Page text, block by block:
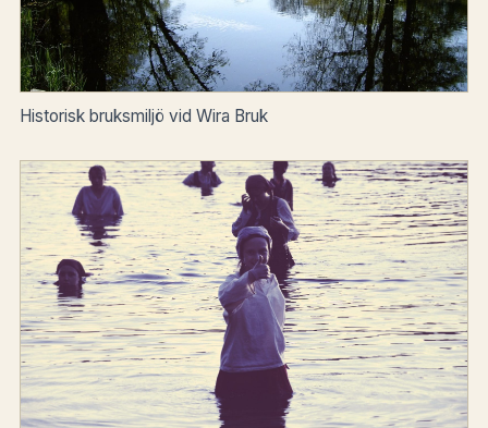
Historisk bruksmiljö vid Wira Bruk